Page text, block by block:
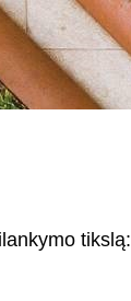
tikslą: